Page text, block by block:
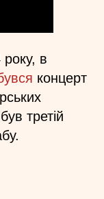
в
концерт
третій